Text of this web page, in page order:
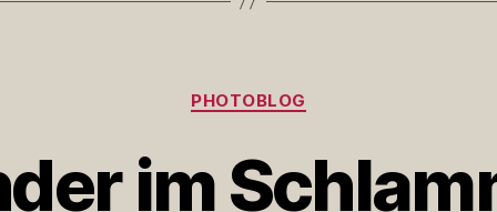
Kategorien
PHOTOBLOG
im